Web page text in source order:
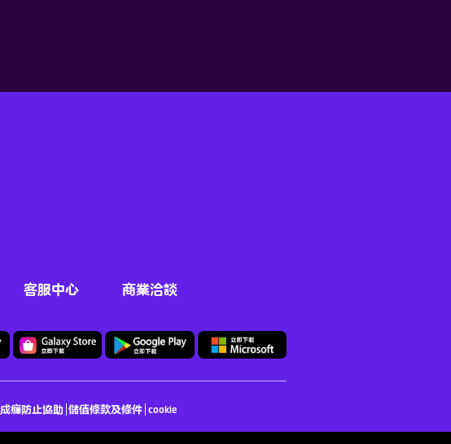
客服中心 商業洽談
成癮防止協助 儲值條款及條件 cookie